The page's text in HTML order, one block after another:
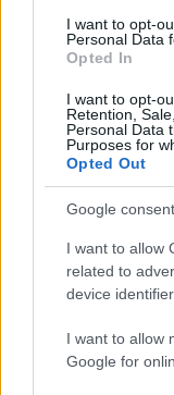
I want to opt-
Personal Data
Opted In
I want to opt-
Retention,
Personal Data
Purposes for
Opted Out
Google
I want to allow
related to
device
I want to allow
Google for
Continua a
LIFESTYLE